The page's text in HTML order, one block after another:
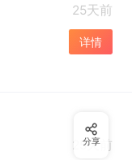
25天前
详情
25天前
分享